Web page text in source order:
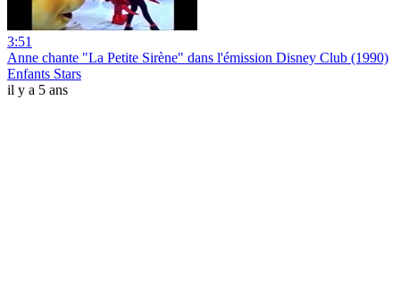
3:51
Anne chante "La Petite Sirène" dans l'émission Disney Club (1990)
Enfants Stars
il y a 5 ans